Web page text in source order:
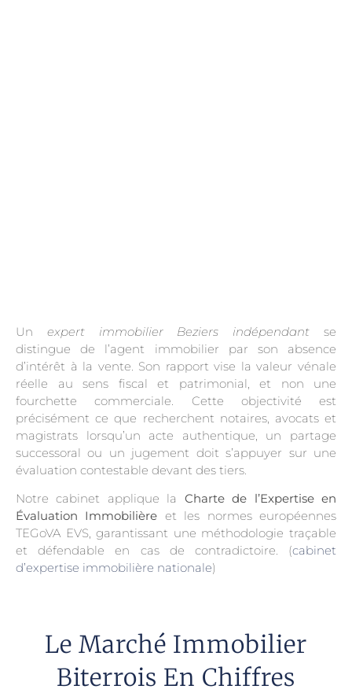
Un expert immobilier Beziers indépendant se
distingue de l’agent immobilier par son absence
d’intérêt à la vente. Son rapport vise la valeur vénale
réelle au sens fiscal et patrimonial, et non une
fourchette commerciale. Cette objectivité est
précisément ce que recherchent notaires, avocats et
magistrats lorsqu’un acte authentique, un partage
successoral ou un jugement doit s’appuyer sur une
évaluation contestable devant des tiers.
Notre cabinet applique la Charte de l’Expertise en
Évaluation Immobilière et les normes européennes
TEGoVA EVS, garantissant une méthodologie traçable
et défendable en cas de contradictoire. (cabinet
d’expertise immobilière nationale)
Le Marché Immobilier
Biterrois En Chiffres